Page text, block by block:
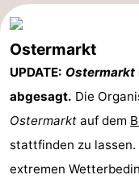
Ostermarkt
UPDATE: Ostermarkt
abgesagt. Die
Ostermarkt auf dem
stattfinden zu lassen.
extremen